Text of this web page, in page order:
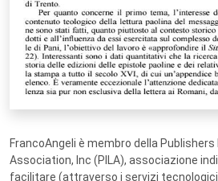
FrancoAngeli è membro della
Association, Inc (PILA), associazione
facilitare (attraverso i servizi